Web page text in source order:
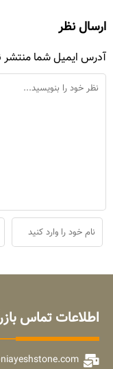
ارسال نظر
آدرس ایمیل شما
اطلاعات تماس